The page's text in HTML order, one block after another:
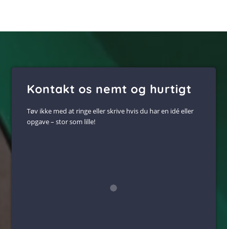
Kontakt os nemt og hurtigt
Tøv ikke med at ringe eller skrive hvis du har en idé eller
opgave – stor som lille!